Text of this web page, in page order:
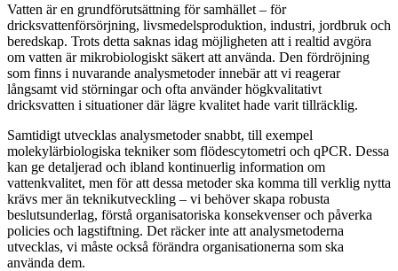
Vatten är en grundförutsättning för samhället – för
dricksvattenförsörjning, livsmedelsproduktion, industri, jordbruk och
beredskap. Trots detta saknas idag möjligheten att i realtid avgöra
om vatten är mikrobiologiskt säkert att använda. Den fördröjning
som finns i nuvarande analysmetoder innebär att vi reagerar
långsamt vid störningar och ofta använder högkvalitativt
dricksvatten i situationer där lägre kvalitet hade varit tillräcklig.
Samtidigt utvecklas analysmetoder snabbt, till exempel
molekylärbiologiska tekniker som flödescytometri och qPCR. Dessa
kan ge detaljerad och ibland kontinuerlig information om
vattenkvalitet, men för att dessa metoder ska komma till verklig nytta
krävs mer än teknikutveckling – vi behöver skapa robusta
beslutsunderlag, förstå organisatoriska konsekvenser och påverka
policies och lagstiftning. Det räcker inte att analysmetoderna
utvecklas, vi måste också förändra organisationerna som ska
använda dem.